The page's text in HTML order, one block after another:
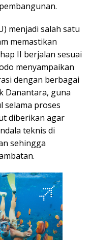
menjadi salah satu
memastikan
II berjalan sesuai
menyampaikan
dengan berbagai
Danantara, guna
selama proses
diberikan agar
teknis di
sehingga